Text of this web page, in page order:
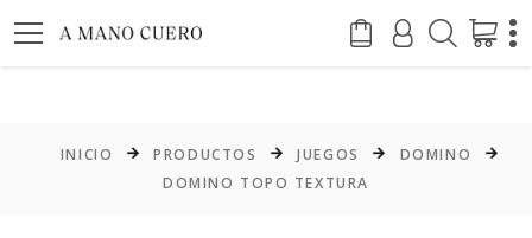
INICIO PRODUCTOS JUEGOS
DOMINO
DOMINO TOPO TEXTURA